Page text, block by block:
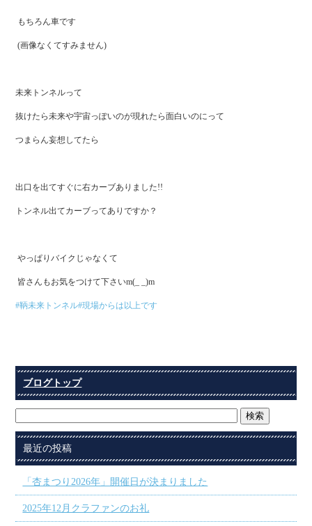
もちろん車です
(画像なくてすみません)
未来トンネルって
抜けたら未来や宇宙っぽいのが現れたら面白いのにって
つまらん妄想してたら
出口を出てすぐに右カーブありました!!
トンネル出てカーブってありですか？
やっぱりバイクじゃなくて
皆さんもお気をつけて下さいm(_ _)m
#鞆未来トンネル#現場からは以上です
ブログトップ
最近の投稿
「杏まつり2026年」開催日が決まりました
2025年12月クラファンのお礼